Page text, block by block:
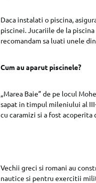
Daca instalati o piscina,
piscinei. Jucariile de la
recomandam sa luati unele
Cum au aparut piscinele?
„Marea Baie” de pe locul
sapat in timpul mileniului al
cu caramizi si a fost acoperita
Vechii greci si romani au
nautice si pentru exercitii